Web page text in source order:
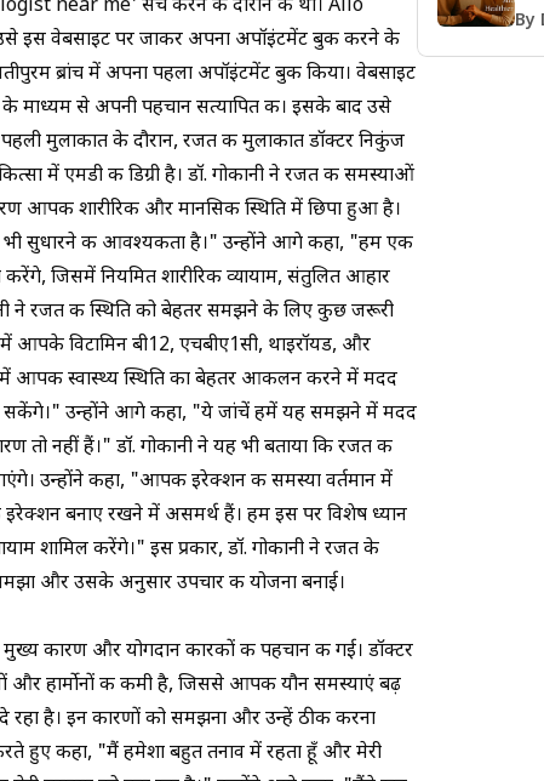
near me' सर्च करने के दौरान की थी। Allo
इस वेबसाइट पर जाकर अपना अपॉइंटमेंट बुक करने के
ब्रांचमें अपना पहला अपॉइंटमेंट बुक किया। वेबसाइट
माध्यम से अपनी पहचान सत्यापित की। इसके बाद उसे
मुलाकात के दौरान, रजत की मुलाकातडॉक्टर निकुंज
में एमडी की डिग्री है। डॉ. गोकानी ने रजत की समस्याओं
आपकी शारीरिक और मानसिक स्थिति में छिपा हुआ है।
सुधारने की आवश्यकता है।" उन्होंने आगे कहा, "हम एक
जिसमें नियमित शारीरिक व्यायाम, संतुलित आहार
ने रजत की स्थिति को बेहतर समझने के लिए कुछ जरूरी
आपके विटामिन बी12, एचबीए1सी, थाइरॉयड, और
हमें आपकी स्वास्थ्य स्थिति का बेहतर आकलन करने में मदद
सकेंगे।" उन्होंने आगे कहा, "ये जांचें हमें यह समझने में मदद
तो नहीं हैं।" डॉ. गोकानी ने यह भी बताया कि रजत की
उन्होंने कहा, "आपकी इरेक्शन की समस्या वर्तमान में
बनाए रखने में असमर्थ हैं। हम इस पर विशेष ध्यान
शामिल करेंगे।" इस प्रकार, डॉ. गोकानी ने रजत के
और उसके अनुसार उपचार की योजना बनाई।
कारण और योगदान कारकों की पहचान की गई। डॉक्टर
हार्मोनों की कमी है, जिससे आपकी यौन समस्याएं बढ़
रहा है। इन कारणों को समझना और उन्हें ठीक करना
करते हुए कहा, "मैं हमेशा बहुत तनाव में रहता हूँ और मेरी
By